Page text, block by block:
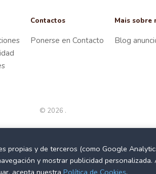
Contactos
Ponerse en Contacto
Mais sobre
Blog
© 2026 .
propias y de terceros (como Google
y mostrar publicidad personalizada.
acepta nuestra Política de Cookies.